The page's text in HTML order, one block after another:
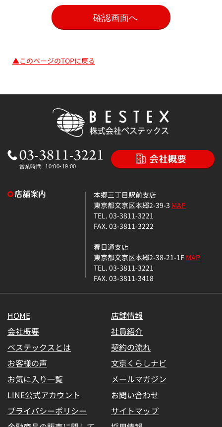
▲このページのTOPに戻る
本郷三丁目駅前支店
東京都文京区本郷2-39-3 MAP
TEL. 03-3811-3221
FAX. 03-3811-3222
春日通支店
東京都文京区本郷2-38-21-1FMAP
TEL. 03-3811-3221
FAX. 03-3811-3418
HOME
店舗情報
会社概要
社員紹介
ベステックスとは
契約の流れ
お客様の声
文京くらしナビ
お気に入り一覧
メールマガジン
LINE公式アカウント
お問い合わせ
プライバシーポリシー
サイトマップ